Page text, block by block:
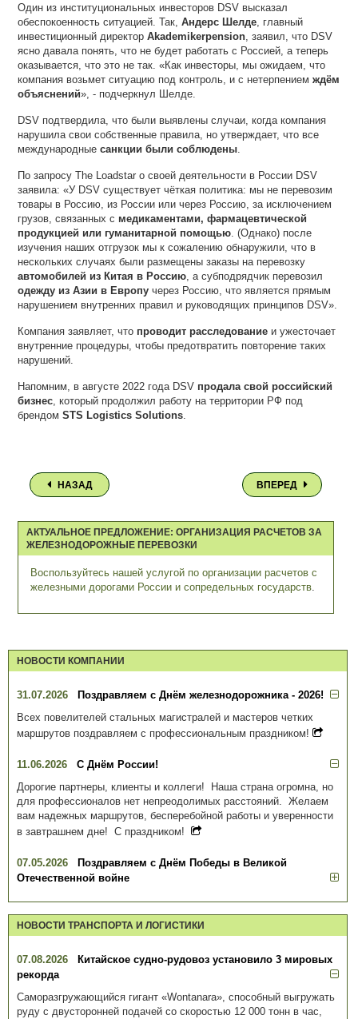
Один из институциональных инвесторов DSV высказал
обеспокоенность ситуацией. Так, Андерс Шелде, главный
инвестиционный директор Akademikerpension, заявил, что DSV
ясно давала понять, что не будет работать с Россией, а теперь
оказывается, что это не так. «Как инвесторы, мы ожидаем, что
компания возьмет ситуацию под контроль, и с нетерпением ждём
объяснений», - подчеркнул Шелде.
DSV подтвердила, что были выявлены случаи, когда компания
нарушила свои собственные правила, но утверждает, что все
международные санкции были соблюдены.
По запросу The Loadstar о своей деятельности в России DSV
заявила: «У DSV существует чёткая политика: мы не перевозим
товары в Россию, из России или через Россию, за исключением
грузов, связанных с медикаментами, фармацевтической
продукцией или гуманитарной помощью. (Однако) после
изучения наших отгрузок мы к сожалению обнаружили, что в
нескольких случаях были размещены заказы на перевозку
автомобилей из Китая в Россию, а субподрядчик перевозил
одежду из Азии в Европу через Россию, что является прямым
нарушением внутренних правил и руководящих принципов DSV».
Компания заявляет, что проводит расследование и ужесточает
внутренние процедуры, чтобы предотвратить повторение таких
нарушений.
Напомним, в августе 2022 года DSV продала свой российский
бизнес, который продолжил работу на территории РФ под
брендом STS Logistics Solutions.
НАЗАД ВПЕРЕД
АКТУАЛЬНОЕ ПРЕДЛОЖЕНИЕ: ОРГАНИЗАЦИЯ РАСЧЕТОВ ЗА
ЖЕЛЕЗНОДОРОЖНЫЕ ПЕРЕВОЗКИ
Воспользуйтесь нашей услугой по организации расчетов с
железными дорогами России и сопредельных государств.
НОВОСТИ КОМПАНИИ
31.07.2026
Поздравляем с Днём железнодорожника - 2026!
Всех повелителей стальных магистралей и мастеров четких
маршрутов поздравляем с профессиональным праздником!
11.06.2026
С Днём России!
Дорогие партнеры, клиенты и коллеги! Наша страна огромна, но
для профессионалов нет непреодолимых расстояний. Желаем
вам надежных маршрутов, бесперебойной работы и уверенности
в завтрашнем дне! С праздником!
07.05.2026
Поздравляем с Днём Победы в Великой
Отечественной войне
НОВОСТИ ТРАНСПОРТА И ЛОГИСТИКИ
07.08.2026
Китайское судно-рудовоз установило 3 мировых
рекорда
Саморазгружающийся гигант «Wontanara», способный выгружать
руду с двусторонней подачей со скоростью 12 000 тонн в час,